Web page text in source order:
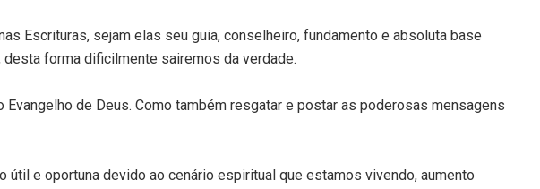
Escrituras, sejam elas seu guia, conselheiro, fundamento e absoluta base
forma dificilmente sairemos da verdade.
de Deus. Como também resgatar e postar as poderosas mensagens
e oportuna devido ao cenário espiritual que estamos vivendo, aumento